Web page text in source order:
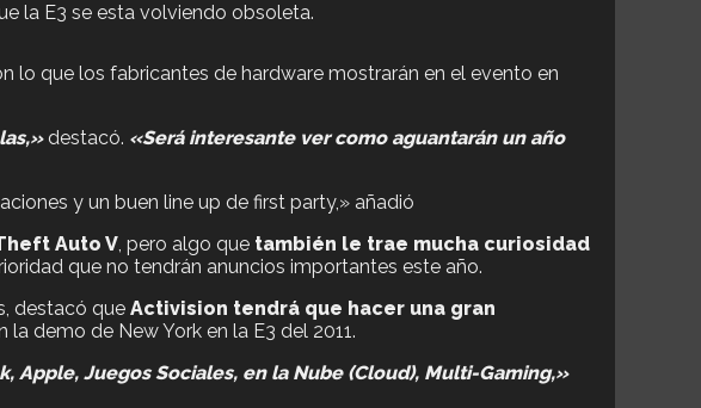
la E3 se esta volviendo obsoleta.
lo que los fabricantes de hardware mostrarán en el evento en
destacó. «Será interesante ver como aguantarán un año
y un buen line up de first party,» añadió
Auto V , pero algo que también le trae mucha curiosidad
que no tendrán anuncios importantes este año.
destacó que Activision tendrá que hacer una gran
la demo de New York en la E3 del 2011.
Apple, Juegos Sociales, en la Nube (Cloud), Multi-Gaming,»